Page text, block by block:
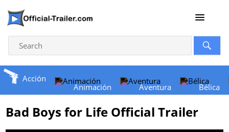
Acción
Animación
Aventura Bélica
Bad Boys for Life Official Trailer